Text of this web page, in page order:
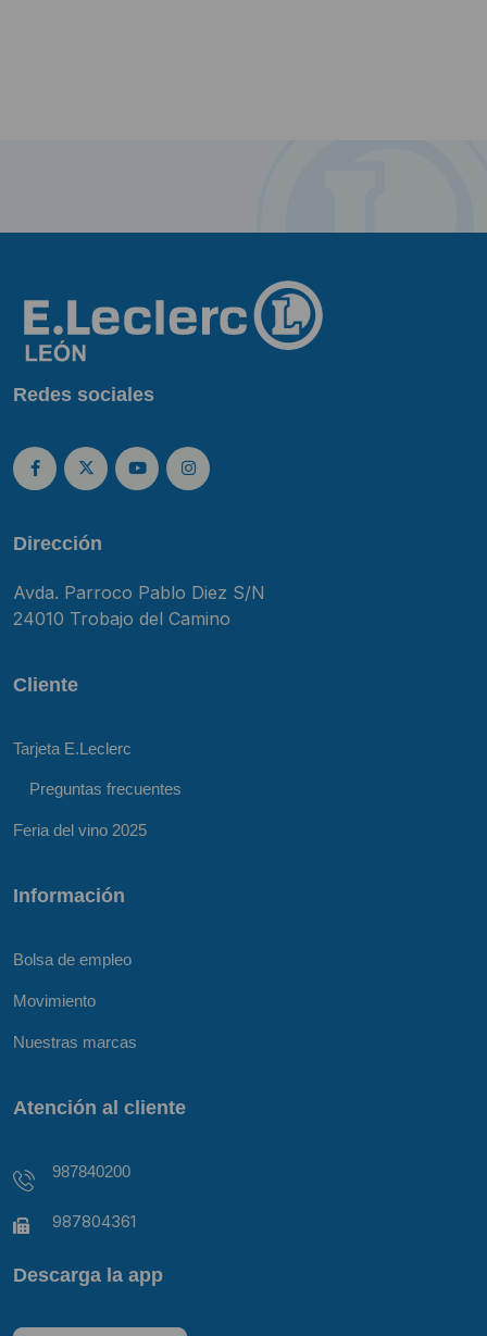
Redes sociales
Dirección
Avda. Parroco Pablo Diez S/N
24010 Trobajo del Camino
Cliente
Tarjeta E.Leclerc
Preguntas frecuentes
Feria del vino 2025
Información
Bolsa de empleo
Movimiento
Nuestras marcas
Atención al cliente
987840200
987804361
Descarga la app